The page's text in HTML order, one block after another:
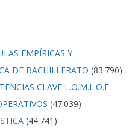
EMPÍRICAS Y
DE BACHILLERATO (83.790)
CLAVE L.O.M.L.O.E.
(47.039)
(44.741)